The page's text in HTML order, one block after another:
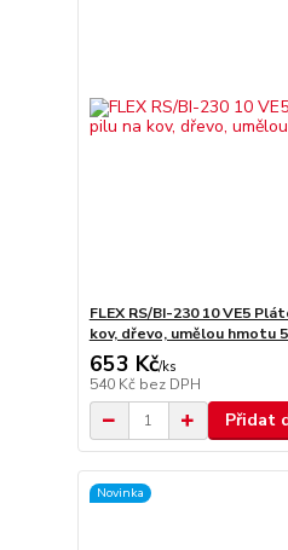
FLEX RS/BI-230 10 VE5
kov, dřevo, umělou hmotu
653 Kč/ks
540 Kč bez DPH
Přidat
Novinka